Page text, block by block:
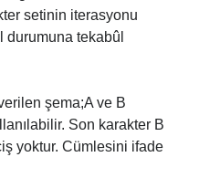
setinin iterasyonu
durumuna tekabûl
şema;A ve B
Son karakter B
yoktur. Cümlesini ifade